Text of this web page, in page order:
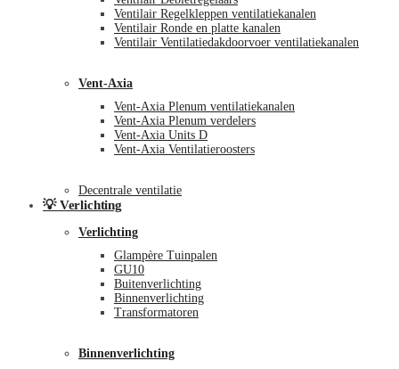
Ventilair Regelkleppen ventilatiekanalen
Ventilair Ronde en platte kanalen
Ventilair Ventilatiedakdoorvoer ventilatiekanalen
Vent-Axia
Vent-Axia Plenum ventilatiekanalen
Vent-Axia Plenum verdelers
Vent-Axia Units D
Vent-Axia Ventilatieroosters
Decentrale ventilatie
💡 Verlichting
Verlichting
Glampère Tuinpalen
GU10
Buitenverlichting
Binnenverlichting
Transformatoren
Binnenverlichting